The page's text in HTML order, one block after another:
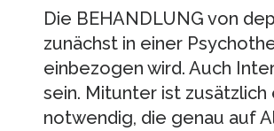
Die BEHANDLUNG von
zunächst in einer
einbezogen wird. Auch
sein. Mitunter ist
notwendig, die genau auf